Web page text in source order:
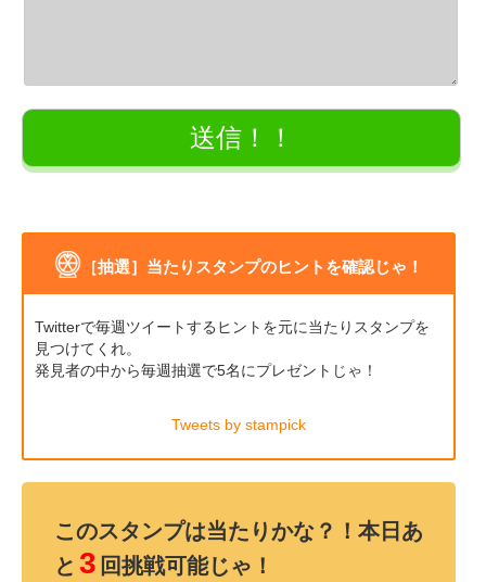
［抽選］当たりスタンプのヒントを確認じゃ！
Twitterで毎週ツイートするヒントを元に当たりスタンプを
見つけてくれ。
発見者の中から毎週抽選で5名にプレゼントじゃ！
Tweets by stampick
このスタンプは当たりかな？！本日あ
と 3 回挑戦可能じゃ！